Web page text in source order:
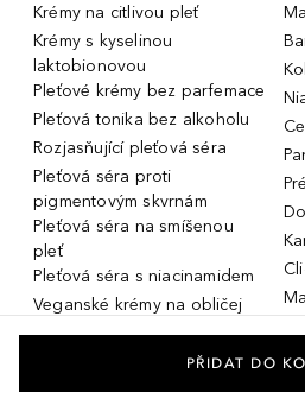
Krémy na citlivou pleť
Krémy s kyselinou
laktobionovou
Pleťové krémy bez parfemace
Pleťová tonika bez alkoholu
Rozjasňující pleťová séra
Pleťová séra proti
pigmentovým skvrnám
Pleťová séra na smíšenou
pleť
Pleťová séra s niacinamidem
Veganské krémy na obličej
Miniatury parfémů, cestovní
PŘIDAT DO